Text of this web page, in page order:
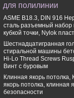
для полилинии
ASME B18.3, DIN 916
сталь разъемный набор
кубкой точки, Nylok
Шестнадцатигранная
стиральной машины
Hi-Lo Thread Screws
Винт с буровым
Клинная якорь потолка,
якорь потолка, клинная
безопасности